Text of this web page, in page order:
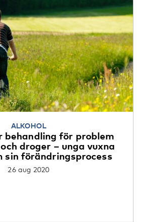
ALKOHOL
behandling för problem
droger – unga vuxna
sin förändringsprocess
26 aug 2020